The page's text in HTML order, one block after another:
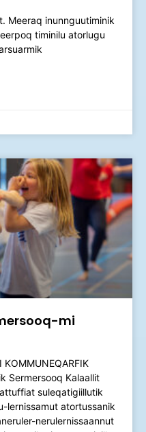
Meeraq inunnguutiminik
timinilu atorlugu
mi
KOMMUNEQARFIK
Sermersooq Kalaallit
suleqatigiillutik
lernissamut atortussanik
nerulernissaannut